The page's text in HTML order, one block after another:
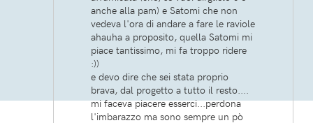
anche alla pam) e Satomi che non
vedeva l'ora di andare a fare le raviole
ahauha a proposito, quella Satomi mi
piace tantissimo, mi fa troppo ridere
:))
e devo dire che sei stata proprio
brava, dal progetto a tutto il resto....
mi faceva piacere esserci...perdona
l'imbarazzo ma sono sempre un pò